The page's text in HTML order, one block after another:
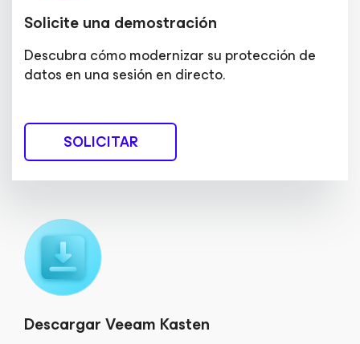
Solicite una demostración
Descubra cómo modernizar su protección de
datos en una sesión en directo.
SOLICITAR
Descargar Veeam Kasten